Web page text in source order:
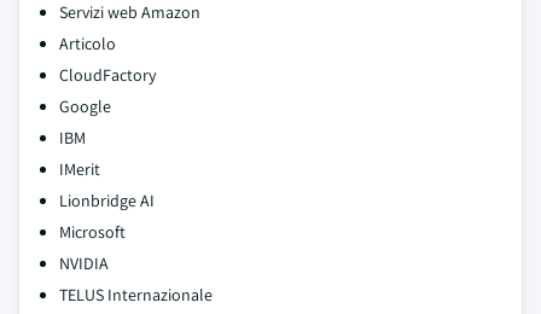
Servizi web Amazon
Articolo
CloudFactory
Google
IBM
IMerit
Lionbridge AI
Microsoft
NVIDIA
TELUS Internazionale